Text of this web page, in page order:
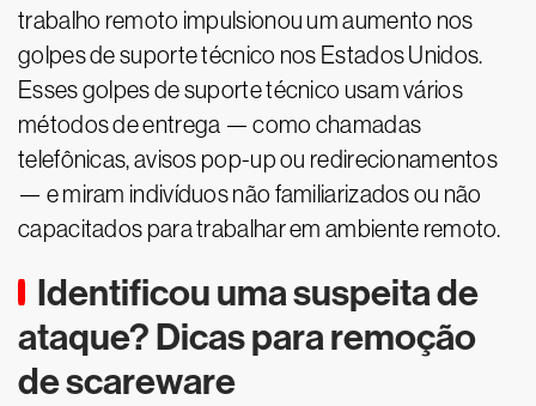
trabalho remoto impulsionou um aumento nos
golpes de suporte técnico nos Estados Unidos.
Esses golpes de suporte técnico usam vários
métodos de entrega — como chamadas
telefônicas, avisos pop-up ou redirecionamentos
— e miram indivíduos não familiarizados ou não
capacitados para trabalhar em ambiente remoto.
Identificou uma suspeita de
ataque? Dicas para remoção
de scareware